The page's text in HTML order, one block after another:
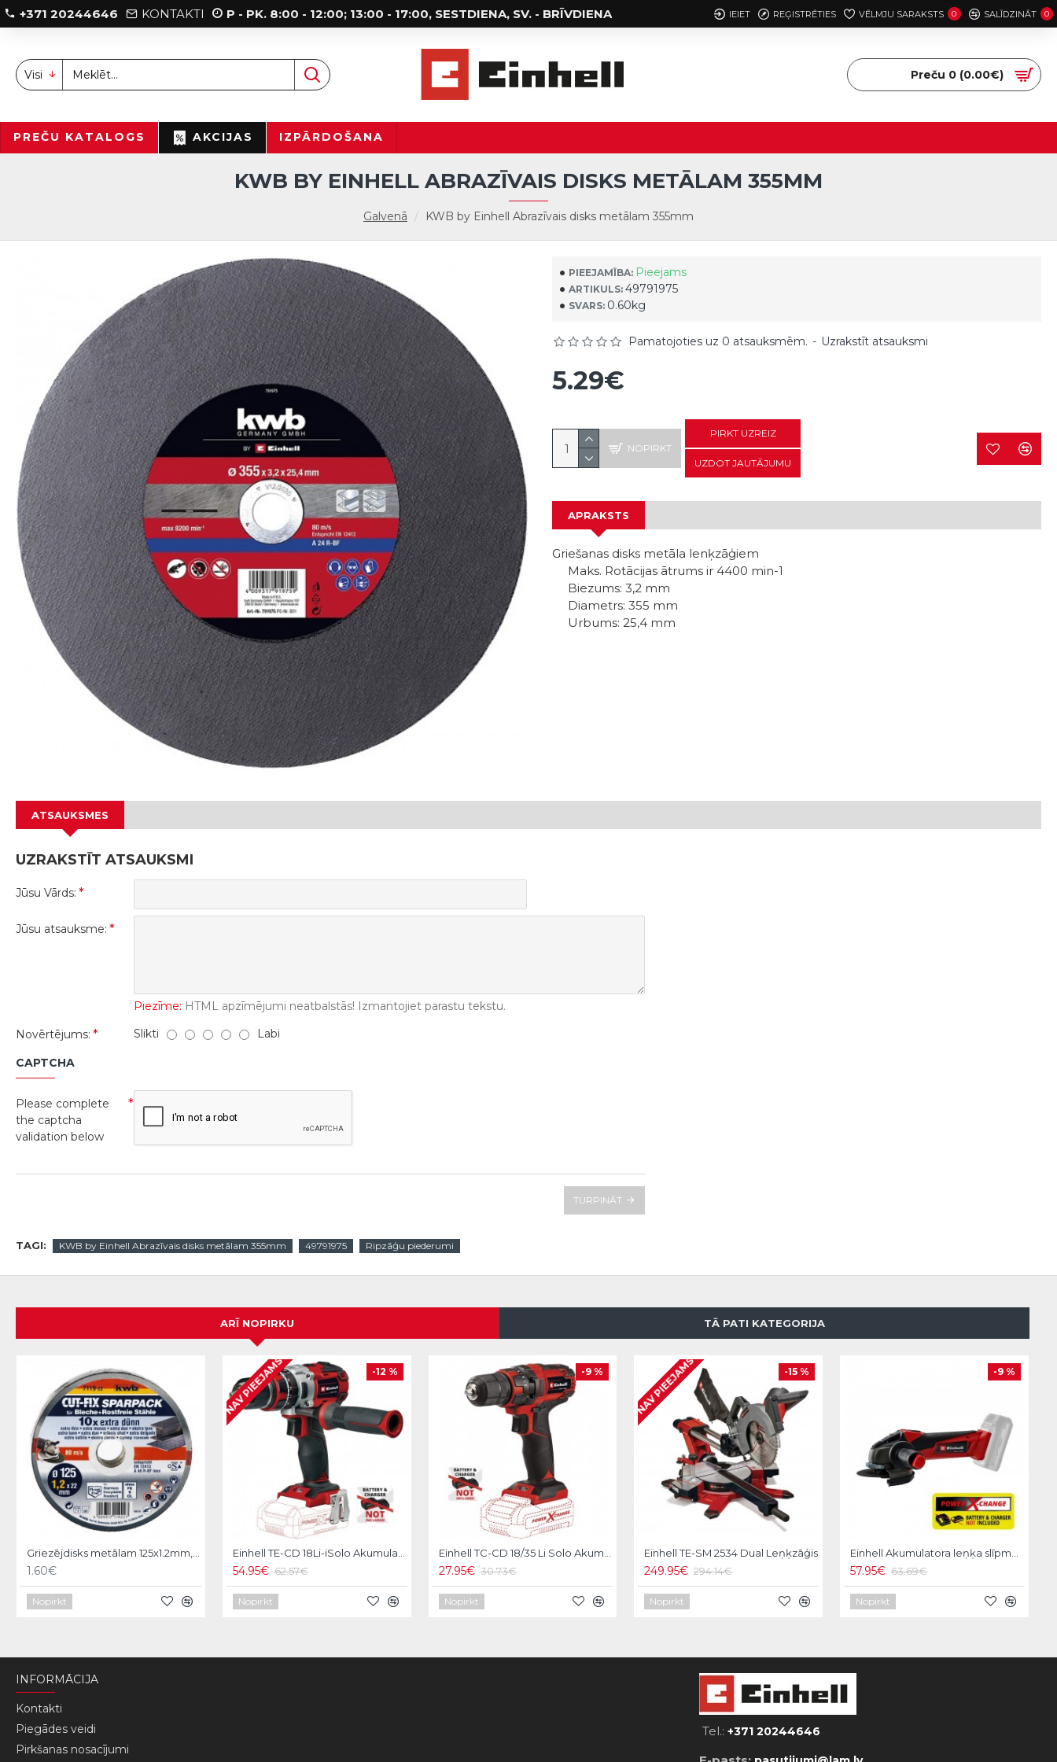
+371 20244646 KONTAKTI P - PK. 8:00 - 12:00; 13:00 - 17:00, SESTDIENA, SV. - BRĪVDIENA IEIET REĢISTRĒTIES VĒLMJU SARAKSTS 0 SALĪDZINĀT 0
Visi Preču 0 (0.00€)
PREČU KATALOGS AKCIJAS IZPĀRDOŠANA
Galvenā KWB by Einhell Abrazīvais disks metālam 355mm
KWB BY EINHELL ABRAZĪVAIS DISKS METĀLAM 355MM
PIEEJAMĪBA: Pieejams
ARTIKULS: 49791975
SVARS: 0.60kg
Pamatojoties uz 0 atsauksmēm. - Uzrakstīt atsauksmi
5.29€
NOPIRKT
PIRKT UZREIZ
UZDOT JAUTĀJUMU
APRAKSTS
Griešanas disks metāla lenķzāģiem
Maks. Rotācijas ātrums ir 4400 min-1
Biezums: 3,2 mm
Diametrs: 355 mm
Urbums: 25,4 mm
ATSAUKSMES
UZRAKSTĪT ATSAUKSMI
Jūsu Vārds:
Jūsu atsauksme:
Piezīme: HTML apzīmējumi neatbalstās! Izmantojiet parastu tekstu.
Novērtējums:
Slikti Labi
CAPTCHA
Please complete
the captcha
validation below
TURPINĀT
TAGI: KWB by Einhell Abrazīvais disks metālam 355mm 49791975 Ripzāģu piederumi
ARĪ NOPIRKU TĀ PATI KATEGORIJA
1.60€
Nopirkt
-12 %
NAV PIEEJAMS
54.95€ 62.57€
Nopirkt
-9 %
27.95€ 30.73€
Nopirkt
-15 %
NAV PIEEJAMS
Einhell TE-SM 2534 Dual Leņķzāģis
249.95€ 294.14€
Nopirkt
-9 %
57.95€ 63.69€
Nopirkt
INFORMĀCIJA
Kontakti
Piegādes veidi
Pirkšanas nosacījumi
Tel.:+371 20244646